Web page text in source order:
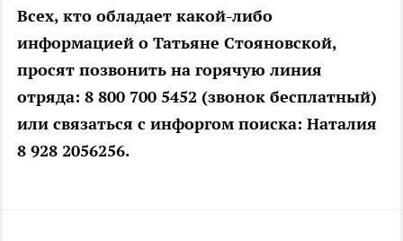
Всех, кто обладает какой-либо
информацией о Татьяне Стояновской,
просят позвонить на горячую линия
отряда: 8 800 700 5452 (звонок бесплатный)
или связаться с инфоргом поиска: Наталия
8 928 2056256.